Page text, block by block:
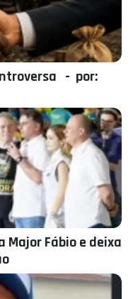
- por:
Fábio e deixa